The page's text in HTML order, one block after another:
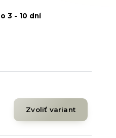
3 - 10 dní
Zvoliť variant